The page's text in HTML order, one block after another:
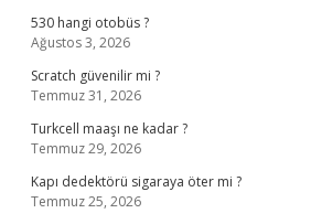
530 hangi otobüs ?
Ağustos 3, 2026
Scratch güvenilir mi ?
Temmuz 31, 2026
Turkcell maaşı ne kadar ?
Temmuz 29, 2026
Kapı dedektörü sigaraya öter mi ?
Temmuz 25, 2026